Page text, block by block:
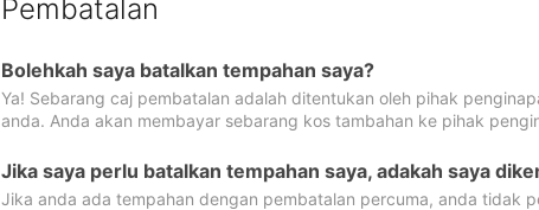
Pembatalan
Bolehkah saya batalkan tempahan saya?
Ya! Sebarang caj pembatalan adalah ditentukan oleh pihak
anda. Anda akan membayar sebarang kos tambahan ke pihak
Jika saya perlu batalkan tempahan saya, adakah saya
Jika anda ada tempahan dengan pembatalan percuma, anda tidak